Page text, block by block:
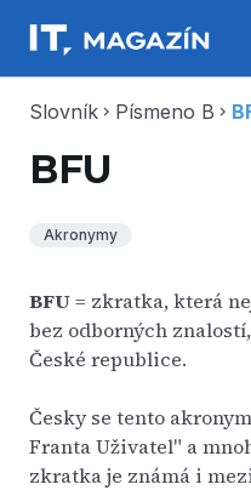
Slovník chevron_right Písmeno B chevron_right
BFU
Akronymy
BFU= zkratka, která
bez odborných
České republice.
Česky se tento
Franta Uživatel" a
zkratka je známá i